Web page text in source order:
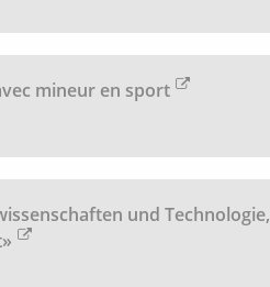
mineur en sport
und Technologie,